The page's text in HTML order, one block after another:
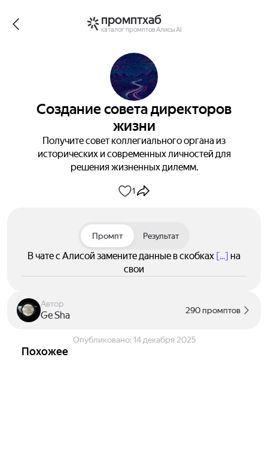
промптхаб
каталог промптов Алисы AI
Создание совета директоров
жизни
Получите совет коллегиального органа из
исторических и современных личностей для
решения жизненных дилемм.
1
Промпт Результат
В чате с Алисой замените данные в скобках [...] на
свои
Автор
Ge Sha 290 промптов
Опубликовано: 14 декабря 2025
Похожее